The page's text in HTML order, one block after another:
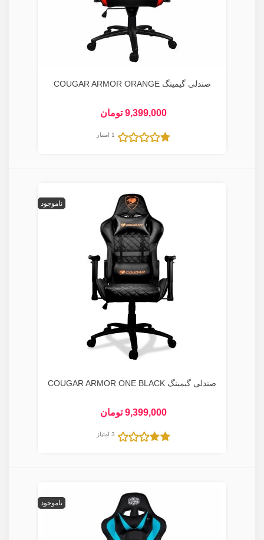
صندلی گیمینگ COUGAR ARMOR ORANGE
9,399,000 تومان
1 امتیاز
ناموجود
صندلی گیمینگ COUGAR ARMOR ONE BLACK
9,399,000 تومان
3 امتیاز
ناموجود